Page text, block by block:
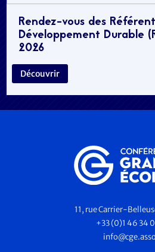
Rendez-vous des
Développement Durable
2026
Découvrir
11, rue Carrier-
+33 (0)1 46 34